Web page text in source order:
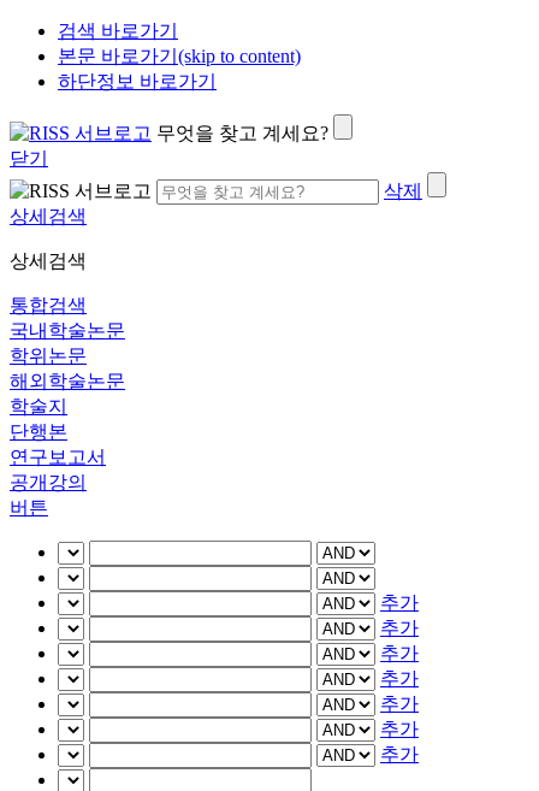
검색 바로가기
본문 바로가기(skip to content)
하단정보 바로가기
무엇을 찾고 계세요?
닫기
삭제
상세검색
상세검색
통합검색
국내학술논문
학위논문
해외학술논문
학술지
단행본
연구보고서
공개강의
버튼
추가
추가
추가
추가
추가
추가
추가